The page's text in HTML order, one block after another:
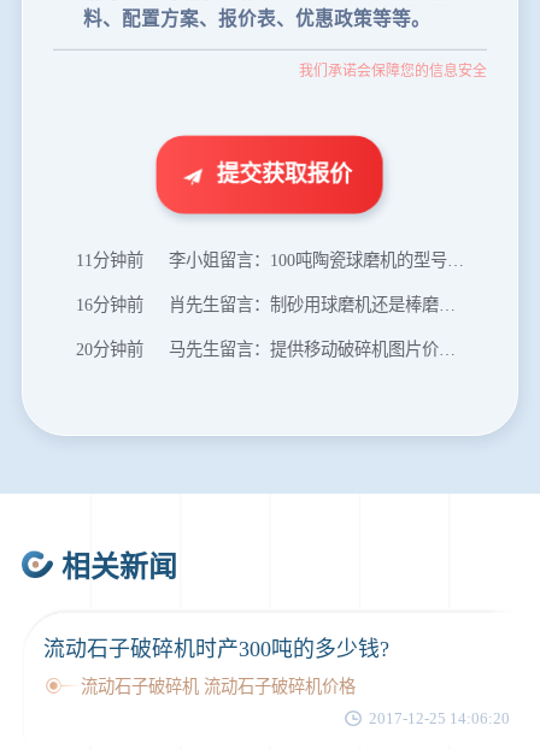
我们承诺会保障您的信息安全
提交获取报价
46分钟前 武先生留言：年产100万吨机制砂，用什么设备？
谢先生留言：球磨机多少钱一台？提供型号和参数。
陈先生留言：每小时100吨建筑垃圾粉碎机？推荐用什么型号？
杨先生留言：69鄂破每小时产量多少？参数和工作视频。
11分钟前 李小姐留言：100吨陶瓷球磨机的型号和参数？
16分钟前 肖先生留言：制砂用球磨机还是棒磨机？每小时100吨价格。
20分钟前 马先生留言：提供移动破碎机图片价格表。
35分钟前 张先生留言：碎石机有几种型号？碎石机械设备一套价格？
2分钟前 王先生留言：建一条石料破碎生产线，规模300吨/小时，提供设备选型和报价。
相关新闻
流动石子破碎机时产300吨的多少钱?
流动石子破碎机 流动石子破碎机价格
2017-12-25 14:06:20